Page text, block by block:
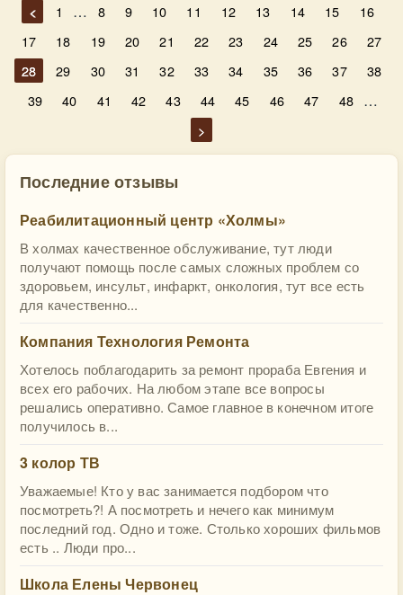
< 1 … 8 9 10 11 12 13 14 15
16
17
18 19 20 21 22 23 24 25 26
27
28
29 30 31 32 33 34 35 36 37
38
39
40 41 42 43 44 45 46 47 48 …
>
Последние отзывы
Реабилитационный центр «Холмы»
В холмах качественное обслуживание, тут люди
получают помощь после самых сложных проблем со
здоровьем, инсульт, инфаркт, онкология, тут все есть
для качественно...
Компания Технология Ремонта
Хотелось поблагодарить за ремонт прораба Евгения и
всех его рабочих. На любом этапе все вопросы
решались оперативно. Самое главное в конечном итоге
получилось в...
3 колор ТВ
Уважаемые! Кто у вас занимается подбором что
посмотреть?! А посмотреть и нечего как минимум
последний год. Одно и тоже. Столько хороших фильмов
есть .. Люди про...
Школа Елены Червонец